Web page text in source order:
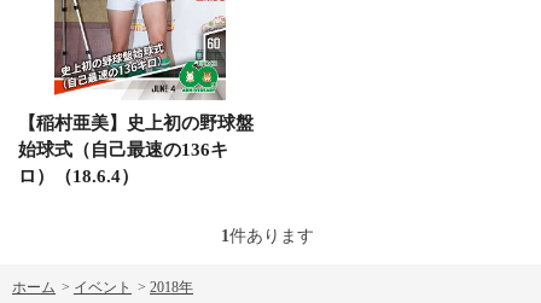
【稲村亜美】史上初の野球盤
始球式（自己最速の136キ
ロ）（18.6.4）
1件あります
ホーム > イベント > 2018年